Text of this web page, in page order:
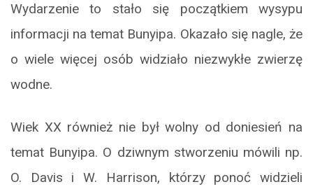
Wydarzenie to stało się początkiem wysypu
informacji na temat Bunyipa. Okazało się nagle, że
o wiele więcej osób widziało niezwykłe zwierzę
wodne.
Wiek XX również nie był wolny od doniesień na
temat Bunyipa. O dziwnym stworzeniu mówili np.
O. Davis i W. Harrison, którzy ponoć widzieli